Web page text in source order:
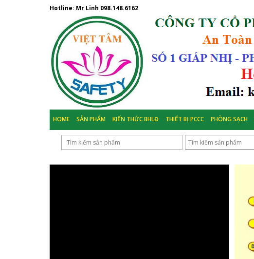
Hotline: Mr Linh 098.148.6162
HOME SẢN PHẨM KIẾN THỨC BHLĐ THIẾT BỊ PCCC PHÒNG SẠCH